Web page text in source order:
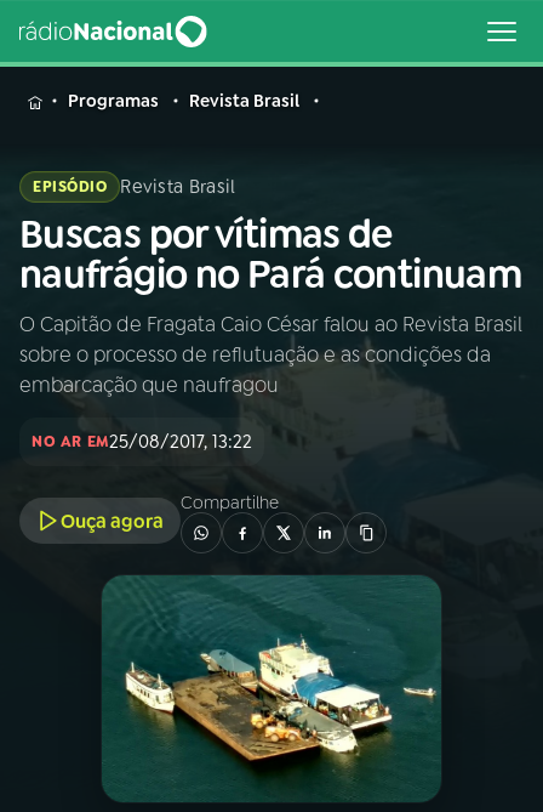
MENU
Buscar
na
Rádio
Nacional
Buscar
AO VIVO
01INÍCIO
02A RÁDIO
PROGRAMAÇÃO
PROGRAMAS
Programas Revista Brasil
EPISÓDIO Revista Brasil
Buscas por vítimas de
naufrágio no Pará continuam
O Capitão de Fragata Caio César falou ao Revista Brasil
sobre o processo de reflutuação e as condições da
embarcação que naufragou
NO AR EM25/08/2017, 13:22
Ouça agora
Compartilhe